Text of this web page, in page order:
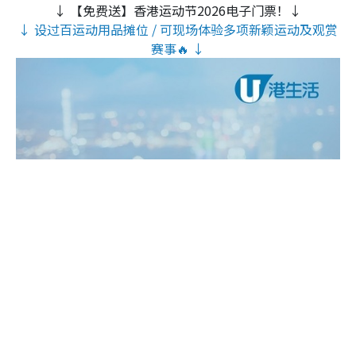
↓ 【免费送】香港运动节2026电子门票！↓
↓ 设过百运动用品摊位 / 可现场体验多项新颖运动及观赏
赛事🔥 ↓